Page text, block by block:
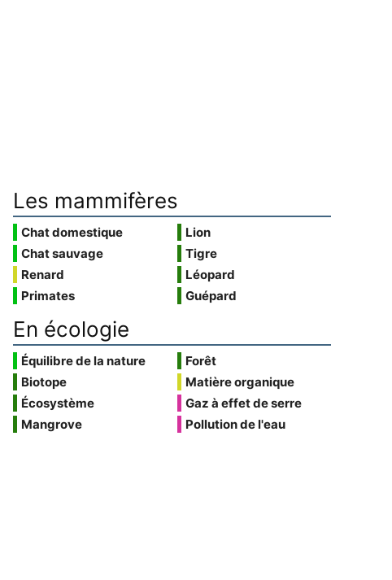
Les mammifères
Chat domestique
Chat sauvage
Renard
Primates
Lion
Tigre
Léopard
Guépard
En écologie
Équilibre de la nature
Biotope
Écosystème
Mangrove
Forêt
Matière organique
Gaz à effet de serre
Pollution de l'eau